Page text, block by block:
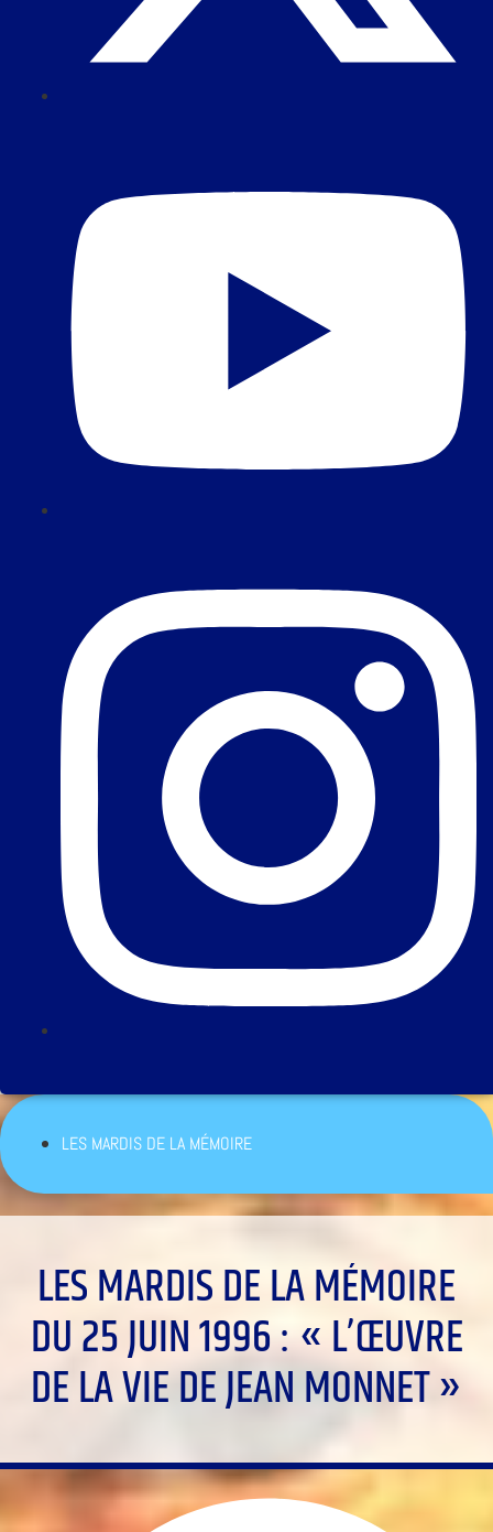
LES MARDIS DE LA MÉMOIRE
LES MARDIS DE LA MÉMOIRE
DU 25 JUIN 1996 : « L’ŒUVRE
DE LA VIE DE JEAN MONNET »